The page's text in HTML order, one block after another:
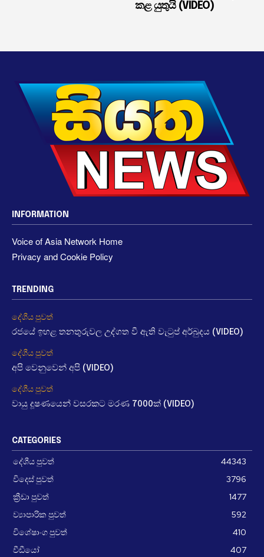
කළ යුතුයි (VIDEO)
INFORMATION
Voice of Asia Network Home
Privacy and Cookie Policy
TRENDING
දේශීය පුවත්
රජයේ ඉහළ තනතුරුවල උද්ගත වී ඇති වැටුප් අර්බුදය (VIDEO)
දේශීය පුවත්
අපි වෙනුවෙන් අපි (VIDEO)
දේශීය පුවත්
වායු දූෂණයෙන් වසරකට මරණ 7000ක් (VIDEO)
CATEGORIES
දේශීය පුවත්
44343
විදෙස් පුවත්
3796
ක්‍රීඩා පුවත්
1477
ව්‍යාපාරික පුවත්
592
විශේෂාංග පුවත්
410
වීඩීයෝ
407